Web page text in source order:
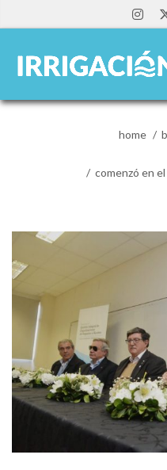
home
comenzó en